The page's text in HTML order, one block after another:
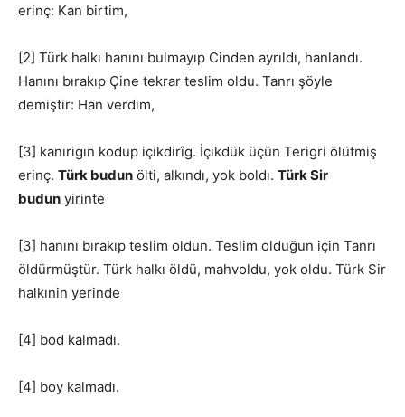
erinç: Kan birtim,
[2] Türk halkı hanını bulmayıp Cinden ayrıldı, hanlandı.
Hanını bırakıp Çine tekrar teslim oldu. Tanrı şöyle
demiştir: Han verdim,
[3] kanırigın kodup içikdirîg. İçikdük üçün Terigri ölütmiş
erinç. Türk budun ölti, alkındı, yok boldı. Türk Sir
budun yirinte
[3] hanını bırakıp teslim oldun. Teslim olduğun için Tanrı
öldürmüştür. Türk halkı öldü, mahvoldu, yok oldu. Türk Sir
halkınin yerinde
[4] bod kalmadı.
[4] boy kalmadı.